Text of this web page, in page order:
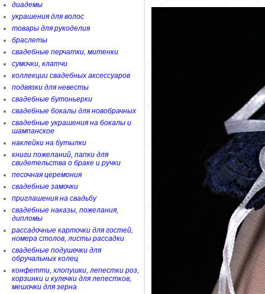
диадемы
украшения для волос
товары для рукоделия
браслеты
свадебные перчатки, митенки
сумочки, клатчи
коллекции свадебных аксессуаров
подвязки для невесты
свадебные бутоньерки
свадебные бокалы для новобрачных
свадебные украшения на бокалы и
шампанское
наклейки на бутылки
книги пожеланий, папки для
свидетельства о браке и ручки
песочная церемония
свадебные замочки
приглашения на свадьбу
свадебные наказы, пожелания,
дипломы
рассадочные карточки для гостей,
номера столов, листы рассадки
свадебные подушечки для
обручальных колец
конфетти, хлопушки, лепестки роз,
корзинки и кулечки для лепестков,
мешочки для зерна